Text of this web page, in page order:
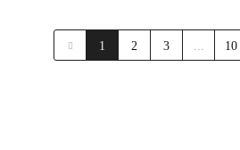
1 2 3 ... 10